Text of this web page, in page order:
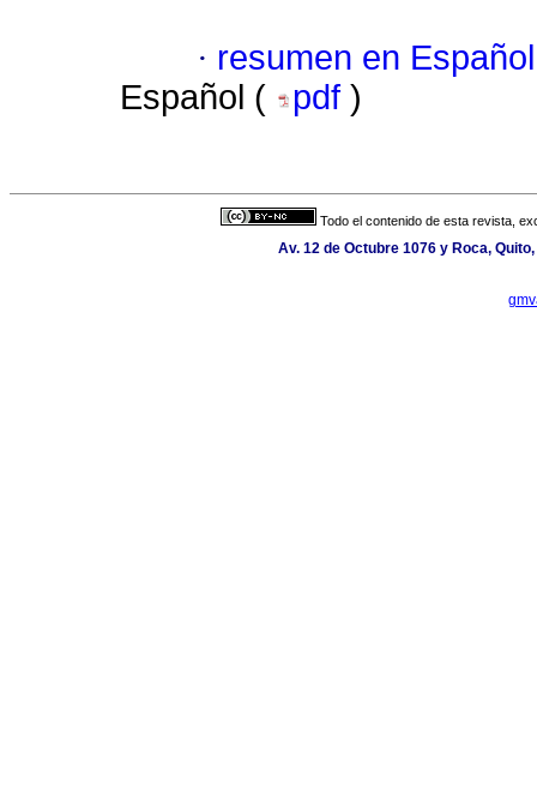
· resumen en Español
Español (
pdf )
Todo el contenido de esta revista,
Av. 12 de Octubre 1076 y Roca,